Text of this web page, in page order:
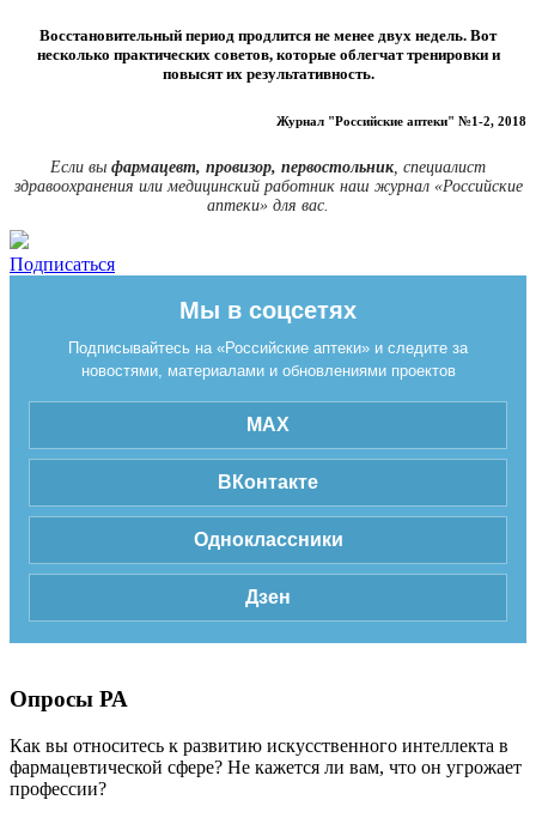
Восстановительный период продлится не менее двух недель. Вот
несколько практических советов, которые облегчат тренировки и
повысят их результативность.
Журнал "Российские аптеки" №1-2, 2018
Если вы фармацевт, провизор, первостольник, специалист
здравоохранения или медицинский работник наш журнал «Российские
аптеки» для вас.
Подписаться
Мы в соцсетях
Подписывайтесь на «Российские аптеки» и следите за
новостями, материалами и обновлениями проектов
MAX
ВКонтакте
Одноклассники
Дзен
Опросы РА
Как вы относитесь к развитию искусственного интеллекта в
фармацевтической сфере? Не кажется ли вам, что он угрожает
профессии?